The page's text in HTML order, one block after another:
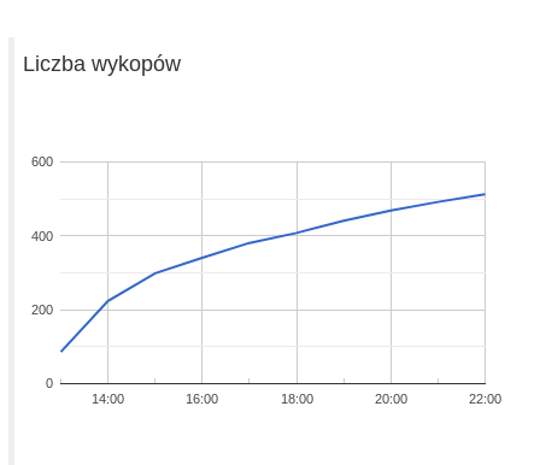
Liczba wykopów
14:00 16:00 18:00 20:00 22:00
0
200
400
600